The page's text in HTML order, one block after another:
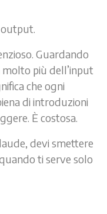
output.
Guardando
più dell’input
che ogni
di introduzioni
È costosa.
devi smettere
ti serve solo